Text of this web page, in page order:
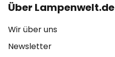
Über Lampenwelt.de
Wir über uns
Newsletter